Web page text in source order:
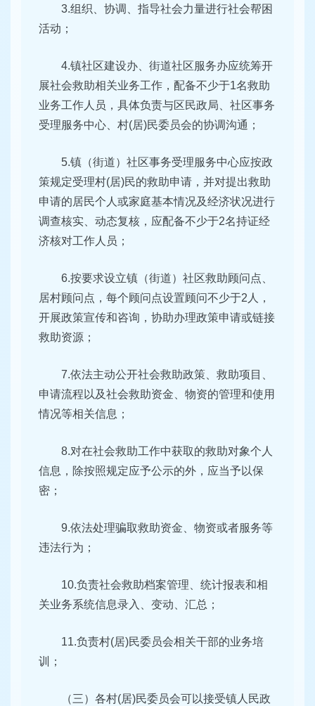
3.组织、协调、指导社会力量进行社会帮困
活动；
4.镇社区建设办、街道社区服务办应统筹开
展社会救助相关业务工作，配备不少于1名救助
业务工作人员，具体负责与区民政局、社区事务
受理服务中心、村(居)民委员会的协调沟通；
5.镇（街道）社区事务受理服务中心应按政
策规定受理村(居)民的救助申请，并对提出救助
申请的居民个人或家庭基本情况及经济状况进行
调查核实、动态复核，应配备不少于2名持证经
济核对工作人员；
6.按要求设立镇（街道）社区救助顾问点、
居村顾问点，每个顾问点设置顾问不少于2人，
开展政策宣传和咨询，协助办理政策申请或链接
救助资源；
7.依法主动公开社会救助政策、救助项目、
申请流程以及社会救助资金、物资的管理和使用
情况等相关信息；
8.对在社会救助工作中获取的救助对象个人
信息，除按照规定应予公示的外，应当予以保
密；
9.依法处理骗取救助资金、物资或者服务等
违法行为；
10.负责社会救助档案管理、统计报表和相
关业务系统信息录入、变动、汇总；
11.负责村(居)民委员会相关干部的业务培
训；
（三）各村(居)民委员会可以接受镇人民政